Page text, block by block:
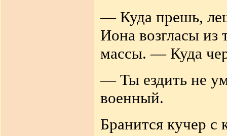
— Куда прешь,
Иона возгласы из
массы. — Куда
— Ты ездить не
военный.
Бранится кучер с